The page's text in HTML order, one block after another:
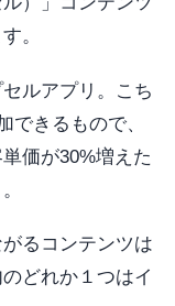
。
ルアプリ。こち
できるもので、
価が30%増えた
るコンテンツは
どれか１つはイ